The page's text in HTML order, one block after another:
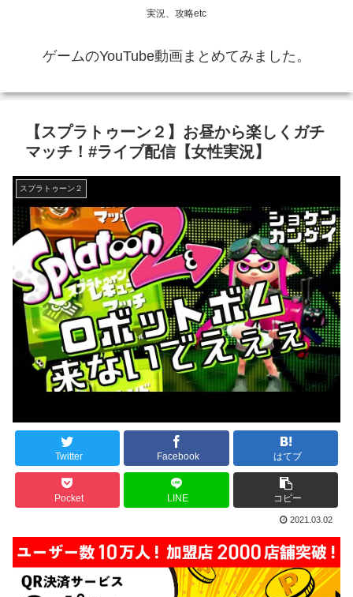
実況、攻略etc
ゲームのYouTube動画まとめてみました。
【スプラトゥーン２】お昼から楽しくガチ
マッチ！#ライブ配信【女性実況】
スプラトゥーン２
Twitter Facebook はてブ
Pocket LINE コピー
2021.03.02